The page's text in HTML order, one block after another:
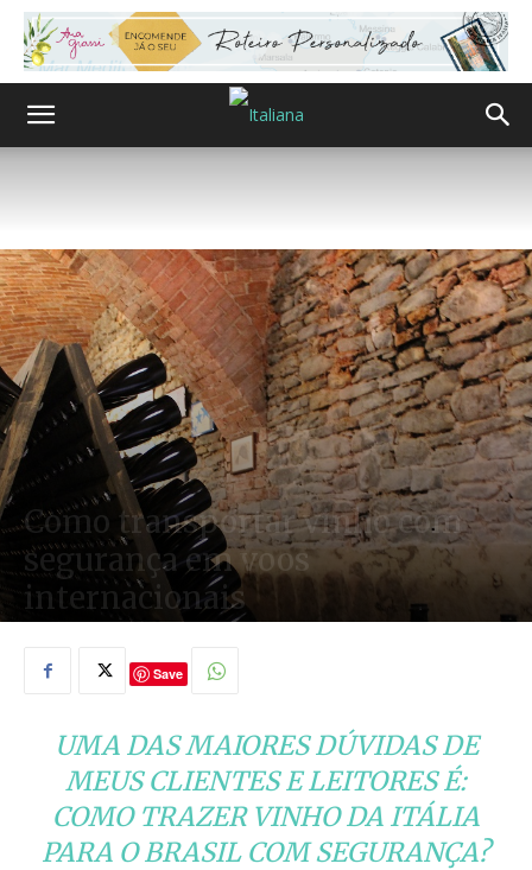
Como transportar vinho com
segurança em voos
internacionais
Save
UMA DAS MAIORES DÚVIDAS DE
MEUS CLIENTES E LEITORES É:
COMO TRAZER VINHO DA ITÁLIA
PARA O BRASIL COM SEGURANÇA?